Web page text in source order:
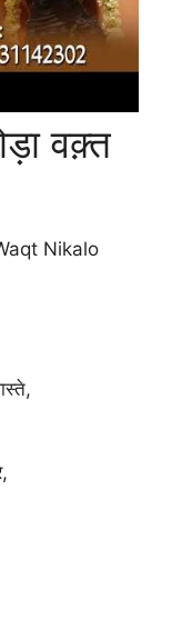
वक़्त
Nikalo